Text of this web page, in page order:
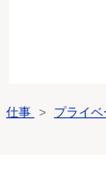
仕事
プライ